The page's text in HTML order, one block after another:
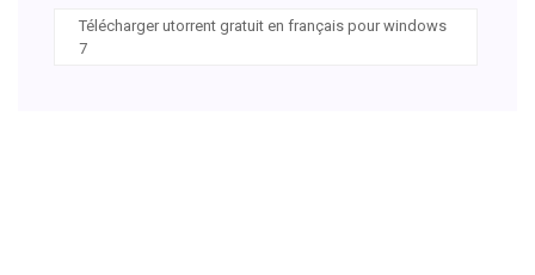
Télécharger utorrent gratuit en français pour windows
7